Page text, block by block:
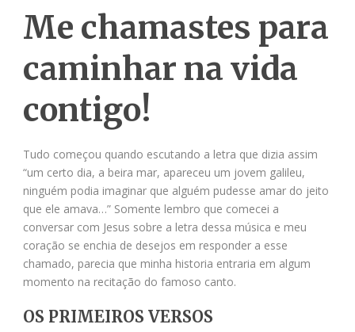
Me chamastes para
caminhar na vida
contigo!
Tudo começou quando escutando a letra que dizia assim
“um certo dia, a beira mar, apareceu um jovem galileu,
ninguém podia imaginar que alguém pudesse amar do jeito
que ele amava…” Somente lembro que comecei a
conversar com Jesus sobre a letra dessa música e meu
coração se enchia de desejos em responder a esse
chamado, parecia que minha historia entraria em algum
momento na recitação do famoso canto.
OS PRIMEIROS VERSOS